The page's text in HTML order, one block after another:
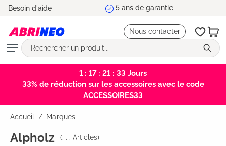
principal
Besoin d'aide 5 ans de garantie
Nous contacter
1 : 17 : 21 : 32 Jours
33% de réduction sur les accessoires avec le code
ACCESSOIRES33
Accueil Marques
Alpholz (. . . Articles)